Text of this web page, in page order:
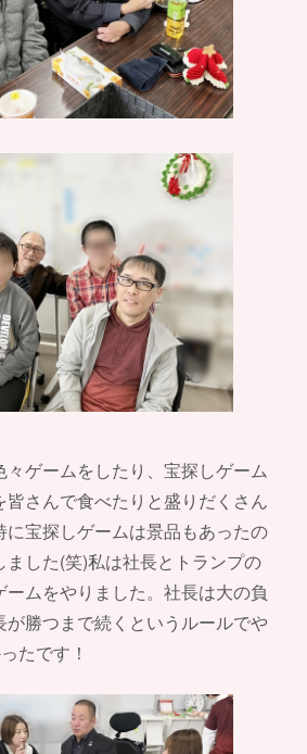
々ゲームをしたり、宝探しゲーム
皆さんで食べたりと盛りだくさん
宝探しゲームは景品もあったの
ました(笑)私は社長とトランプの
ームをやりました。社長は大の負
が勝つまで続くというルールでや
たです！